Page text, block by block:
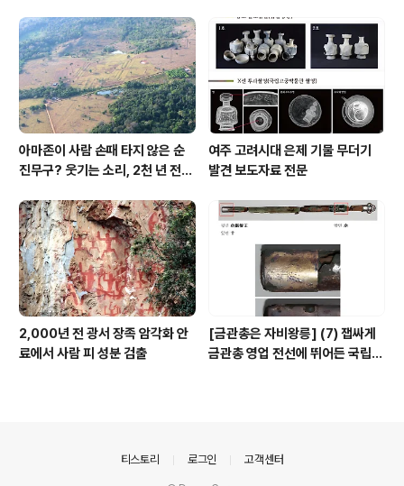
아마존이 사람 손때 타지 않은 순
진무구? 웃기는 소리, 2천 년 전에
여주 고려시대 은제 기물 무더기
발견 보도자료 전문
2,000년 전 광서 장족 암각화 안
료에서 사람 피 성분 검출
[금관총은 자비왕릉] (7) 잽싸게
금관총 영업 전선에 뛰어든 국립박
티스토리 로그인 고객센터